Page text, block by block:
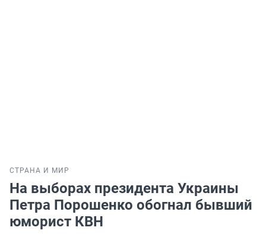
СТРАНА И МИР
На выборах президента Украины
Петра Порошенко обогнал бывший
юморист КВН